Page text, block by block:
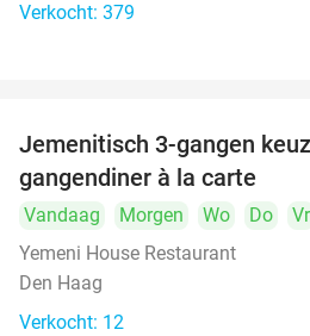
Verkocht: 379
Jemenitisch 3-gangen
gangendiner à la carte
Vandaag Morgen Wo Do Vr
Yemeni House Restaurant
Den Haag
Verkocht: 12